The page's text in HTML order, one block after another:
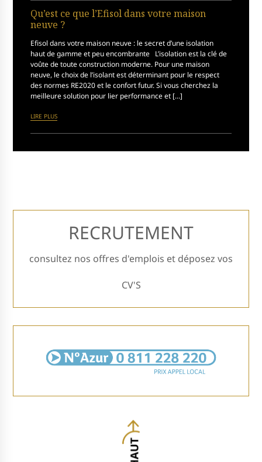
Qu’est ce que l’Efisol dans votre maison
neuve ?
Efisol dans votre maison neuve : le secret d’une isolation
haut de gamme et peu encombrante L’isolation est la clé de
voûte de toute construction moderne. Pour une maison
neuve, le choix de l’isolant est déterminant pour le respect
des normes RE2020 et le confort futur. Si vous cherchez la
meilleure solution pour lier performance et […]
LIRE PLUS
RECRUTEMENT
consultez nos offres d'emplois et déposez vos
CV'S